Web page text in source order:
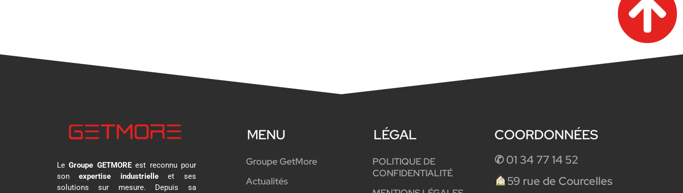
Le Groupe GETMOREest reconnu pour
son expertise industrielle et ses
solutions sur mesure. Depuis sa
MENU
Groupe GetMore
Actualités
LÉGAL
POLITIQUE DE
CONFIDENTIALITÉ
COORDONNÉES
✆ 01 34 77 14 52
59 rue de Courcelles